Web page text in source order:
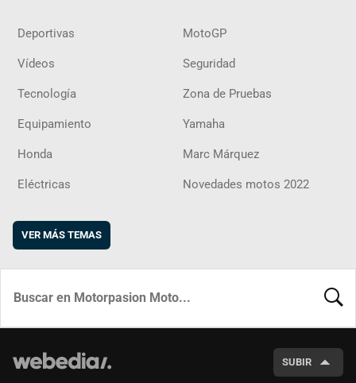
Deportivas MotoGP
Vídeos Seguridad
Tecnología Zona de Pruebas
Equipamiento Yamaha
Honda Marc Márquez
Eléctricas Novedades motos 2022
VER MÁS TEMAS
SUBIR